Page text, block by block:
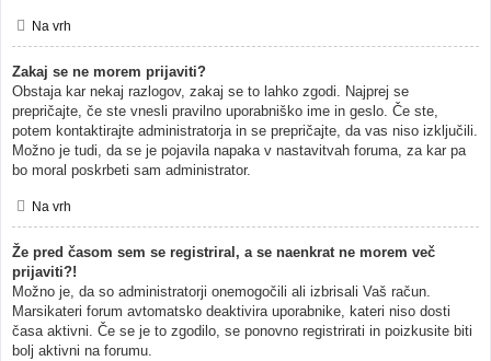
Na vrh
Zakaj se ne morem prijaviti?
Obstaja kar nekaj razlogov, zakaj se to lahko zgodi. Najprej se
prepričajte, če ste vnesli pravilno uporabniško ime in geslo. Če ste,
potem kontaktirajte administratorja in se prepričajte, da vas niso izključili.
Možno je tudi, da se je pojavila napaka v nastavitvah foruma, za kar pa
bo moral poskrbeti sam administrator.
Na vrh
Že pred časom sem se registriral, a se naenkrat ne morem več
prijaviti?!
Možno je, da so administratorji onemogočili ali izbrisali Vaš račun.
Marsikateri forum avtomatsko deaktivira uporabnike, kateri niso dosti
časa aktivni. Če se je to zgodilo, se ponovno registrirati in poizkusite biti
bolj aktivni na forumu.